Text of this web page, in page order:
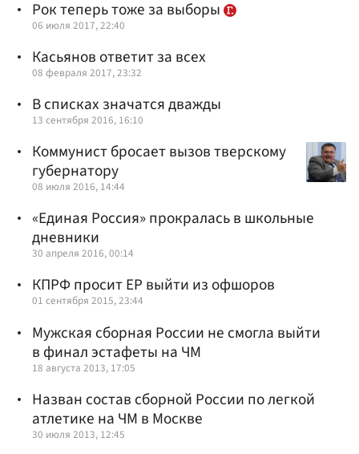
Рок теперь тоже за выборы
06 июля 2017, 22:40
Касьянов ответит за всех
08 февраля 2017, 23:32
В списках значатся дважды
13 сентября 2016, 16:10
Коммунист бросает вызов тверскому
губернатору
08 июля 2016, 14:44
«Единая Россия» прокралась в школьные
дневники
30 апреля 2016, 00:14
КПРФ просит ЕР выйти из офшоров
01 сентября 2015, 23:44
Мужская сборная России не смогла выйти
в финал эстафеты на ЧМ
18 августа 2013, 17:05
Назван состав сборной России по легкой
атлетике на ЧМ в Москве
30 июля 2013, 12:45